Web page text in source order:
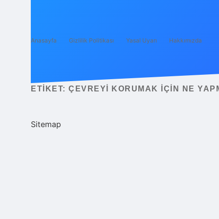
Anasayfa Gizlilik Politikası Yasal Uyarı Hakkımızda
ETIKET: ÇEVREYI KORUMAK IÇIN NE
Sitemap